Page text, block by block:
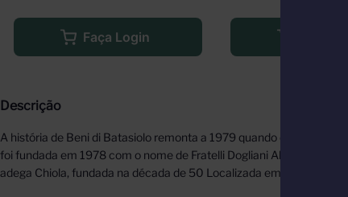
Faça Login
Descrição
A história de Beni di Batasiolo remonta a 1979 quando os irmãos
foi fundada em 1978 com o nome de Fratelli Dogliani Alguns anos
adega Chiola, fundada na década de 50 Localizada em La Morra,